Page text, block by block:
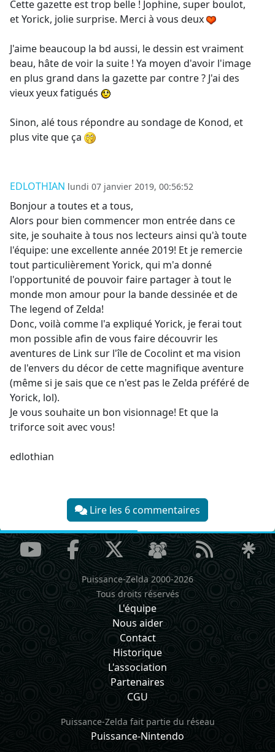
Cette gazette est trop belle ! Jophine, super boulot,
et Yorick, jolie surprise. Merci à vous deux
J'aime beaucoup la bd aussi, le dessin est vraiment
beau, hâte de voir la suite ! Ya moyen d'avoir l'image
en plus grand dans la gazette par contre ? J'ai des
vieux yeux fatigués
Sinon, alé tous répondre au sondage de Konod, et
plus vite que ça
EDLOTHIAN lundi 07 janvier 2019, 00:56:52
Bonjour a toutes et a tous,
Alors pour bien commencer mon entrée dans ce
site, je souhaite à tous nos lecteurs ainsi qu'à toute
l'équipe: une excellente année 2019! Et je remercie
tout particulièrement Yorick, qui m'a donné
l'opportunité de pouvoir faire partager à tout le
monde mon amour pour la bande dessinée et de
The legend of Zelda!
Donc, voilà comme l'a expliqué Yorick, je ferai tout
mon possible afin de vous faire découvrir les
aventures de Link sur l'île de Cocolint et ma vision
de l'envers du décor de cette magnifique aventure
(même si je sais que ce n'est pas le Zelda préféré de
Yorick, lol).
Je vous souhaite un bon visionnage! Et que la
triforce soit avec vous!
edlothian
Lire les 6 commentaires
Puissance-Zelda 2000-2026
Tous droits réservés
L'équipe
Nous aider
Contact
Historique
L'association
Partenaires
CGU
Puissance-Zelda fait partie du réseau
Puissance-Nintendo